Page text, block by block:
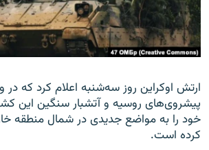
ارتش اوکراین روز سه‌شنبه اعلام کرد که
پیشروی‌های روسیه و آتشبار سنگین این
خود را به مواضع جدیدی در شمال منطقه
کرده است.